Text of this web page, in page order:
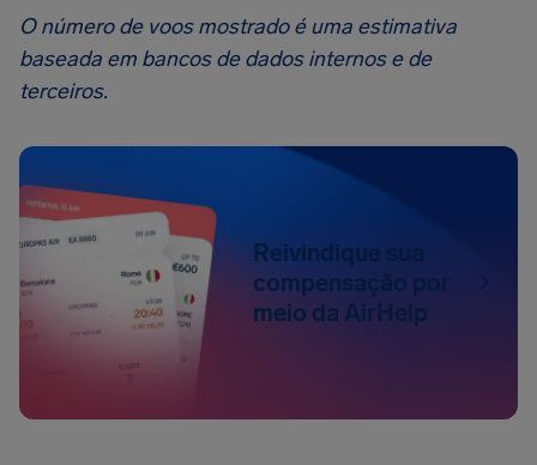
O número de voos mostrado é uma estimativa
baseada em bancos de dados internos e de
terceiros.
Reivindique sua
compensação por
meio da AirHelp